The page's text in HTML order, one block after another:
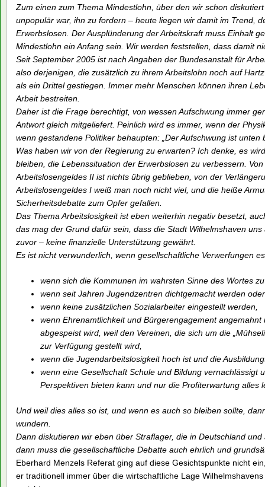
Zum einen zum Thema Mindestlohn, über den wir schon
unpopulär war, ihn zu fordern – heute liegen wir damit im Trend,
Erwerbslosen. Der Ausplünderung der Arbeitskraft muss Einhalt
Mindestlohn ein Anfang sein. Wir werden feststellen, dass damit
Seit September 2005 ist nach Angaben der Bundesanstalt für
also derjenigen, die zusätzlich zu ihrem Arbeitslohn noch auf
als ein Drittel gestiegen. Immer mehr Menschen können ihren
Arbeit bestreiten.
Daher ist die Frage berechtigt, von wessen Aufschwung immer
Antwort gleich mitgeliefert. Peinlich wird es immer, wenn der
wenn gestandene Politiker behaupten: „Der Aufschwung ist unten
Was haben wir von der Regierung zu erwarten? Ich denke, es
bleiben, die Lebenssituation der Erwerbslosen zu verbessern.
Arbeitslosengeldes II ist nichts übrig geblieben, von der
Arbeitslosengeldes I weiß man noch nicht viel, und die heiße
Sicherheitsdebatte zum Opfer gefallen.
Das Thema Arbeitslosigkeit ist eben weiterhin negativ besetzt,
das mag der Grund dafür sein, dass die Stadt Wilhelmshaven
zuvor – keine finanzielle Unterstützung gewährt.
Es ist nicht verwunderlich, wenn gesellschaftliche Verwerfungen
wenn sich die Kommunen im wahrsten Sinne des Wortes
wenn seit Jahren Jugendzentren dichtgemacht werden
wenn keine zusätzlichen Sozialarbeiter eingestellt werden,
wenn Ehrenamtlichkeit und Bürgerengagement
abgespeist wird, weil den Vereinen, die sich um die
zur Verfügung gestellt wird,
wenn die Jugendarbeitslosigkeit hoch ist und die
wenn eine Gesellschaft Schule und Bildung vernachlässigt
Perspektiven bieten kann und nur die Profiterwartung alles
Und weil dies alles so ist, und wenn es auch so bleiben sollte,
wundern.
Dann diskutieren wir eben über Straflager, die in Deutschland
dann muss die gesellschaftliche Debatte auch ehrlich und
Eberhard Menzels Referat ging auf diese Gesichtspunkte nicht
er traditionell immer über die wirtschaftliche Lage